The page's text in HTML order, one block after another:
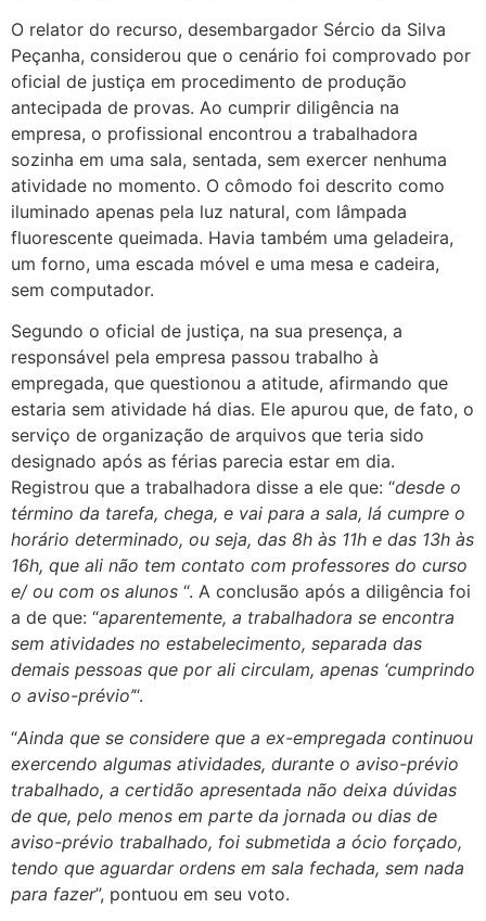
O relator do recurso, desembargador Sércio da Silva
Peçanha, considerou que o cenário foi comprovado por
oficial de justiça em procedimento de produção
antecipada de provas. Ao cumprir diligência na
empresa, o profissional encontrou a trabalhadora
sozinha em uma sala, sentada, sem exercer nenhuma
atividade no momento. O cômodo foi descrito como
iluminado apenas pela luz natural, com lâmpada
fluorescente queimada. Havia também uma geladeira,
um forno, uma escada móvel e uma mesa e cadeira,
sem computador.
Segundo o oficial de justiça, na sua presença, a
responsável pela empresa passou trabalho à
empregada, que questionou a atitude, afirmando que
estaria sem atividade há dias. Ele apurou que, de fato, o
serviço de organização de arquivos que teria sido
designado após as férias parecia estar em dia.
Registrou que a trabalhadora disse a ele que: “desde o
término da tarefa, chega, e vai para a sala, lá cumpre o
horário determinado, ou seja, das 8h às 11h e das 13h às
16h, que ali não tem contato com professores do curso
e/ ou com os alunos “. A conclusão após a diligência foi
a de que: “aparentemente, a trabalhadora se encontra
sem atividades no estabelecimento, separada das
demais pessoas que por ali circulam, apenas ‘cumprindo
o aviso-prévio’“.
“Ainda que se considere que a ex-empregada continuou
exercendo algumas atividades, durante o aviso-prévio
trabalhado, a certidão apresentada não deixa dúvidas
de que, pelo menos em parte da jornada ou dias de
aviso-prévio trabalhado, foi submetida a ócio forçado,
tendo que aguardar ordens em sala fechada, sem nada
para fazer”, pontuou em seu voto.